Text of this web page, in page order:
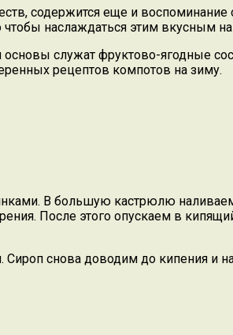
содержится еще и
наслаждаться этим вкусным
основы служат фруктово-ягодные
рецептов компотов на зиму.
В большую кастрюлю
После этого опускаем в
снова доводим до кипения и